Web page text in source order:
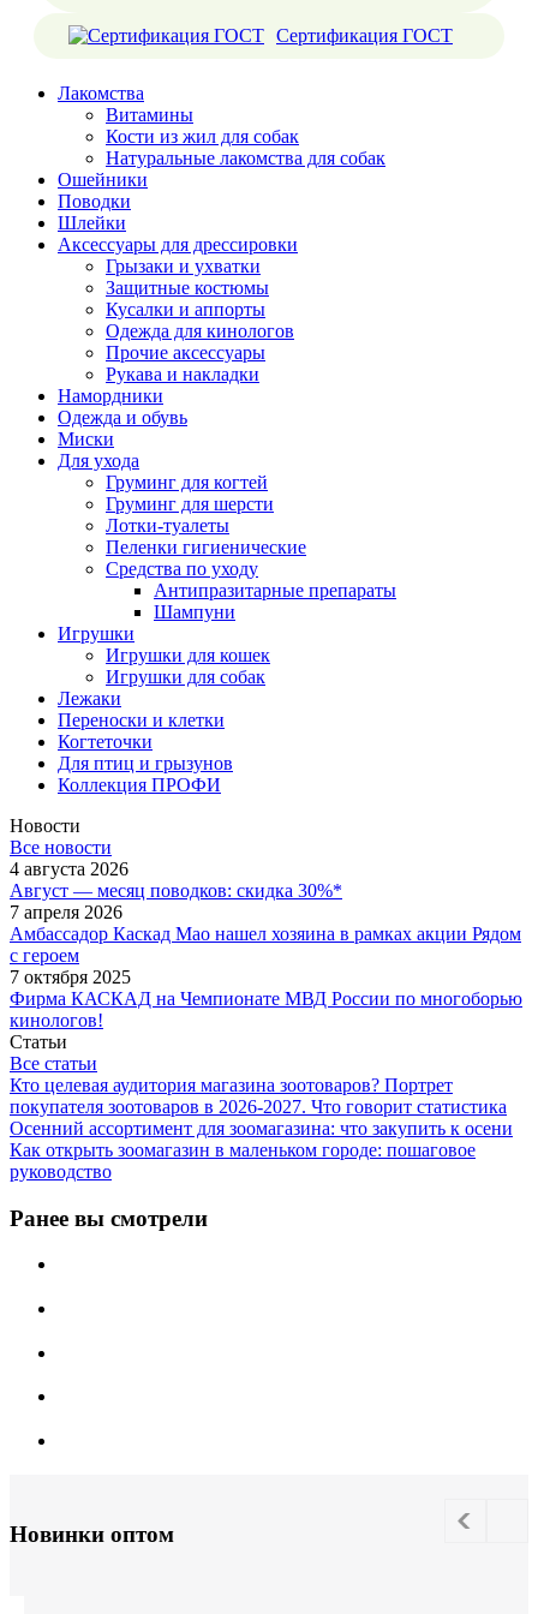
Сертификация ГОСТ
Лакомства
Витамины
Кости из жил для собак
Натуральные лакомства для собак
Ошейники
Поводки
Шлейки
Аксессуары для дрессировки
Грызаки и ухватки
Защитные костюмы
Кусалки и аппорты
Одежда для кинологов
Прочие аксессуары
Рукава и накладки
Намордники
Одежда и обувь
Миски
Для ухода
Груминг для когтей
Груминг для шерсти
Лотки-туалеты
Пеленки гигиенические
Средства по уходу
Антипразитарные препараты
Шампуни
Игрушки
Игрушки для кошек
Игрушки для собак
Лежаки
Переноски и клетки
Когтеточки
Для птиц и грызунов
Коллекция ПРОФИ
Новости
Все новости
4 августа 2026
Август — месяц поводков: скидка 30%*
7 апреля 2026
Амбассадор Каскад Мао нашел хозяина в рамках акции Рядом
с героем
7 октября 2025
Фирма КАСКАД на Чемпионате МВД России по многоборью
кинологов!
Статьи
Все статьи
Кто целевая аудитория магазина зоотоваров? Портрет
покупателя зоотоваров в 2026-2027. Что говорит статистика
Осенний ассортимент для зоомагазина: что закупить к осени
Как открыть зоомагазин в маленьком городе: пошаговое
руководство
Ранее вы смотрели
Новинки оптом